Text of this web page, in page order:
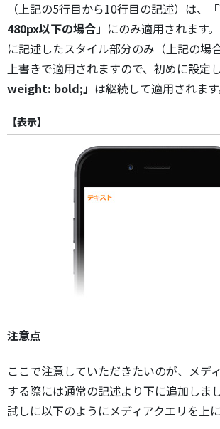
（上記の5行目から10行目の記述）は、
480px以下の場合」 にのみ適用されます
に記述したスタイル部分のみ（上記の場
上書きで適用されますので、初めに設定
weight: bold;」 は継続して適用されます
【表示】
注意点
ここで注意していただきたいのが、メデ
する際には通常の記述より下に追加しまし
試しに以下のようにメディアクエリを上